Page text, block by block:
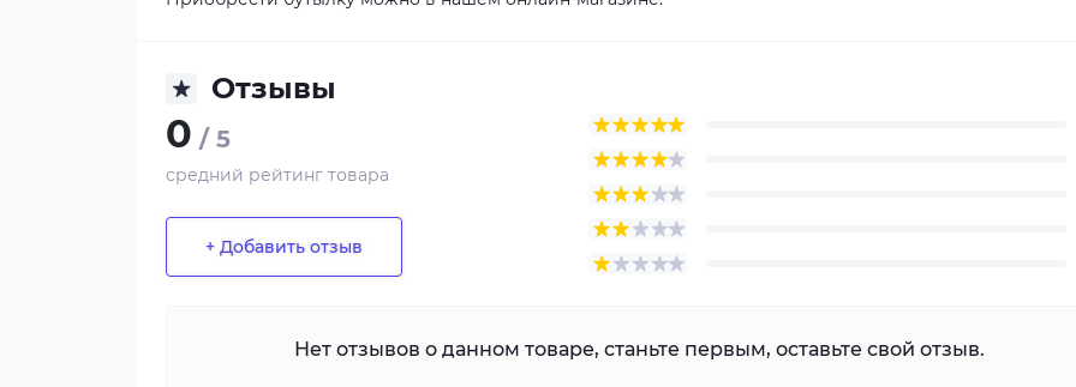
Отзывы
0 / 5
средний рейтинг товара
+ Добавить отзыв
Нет отзывов о данном товаре, станьте первым, оставьте свой отзыв.